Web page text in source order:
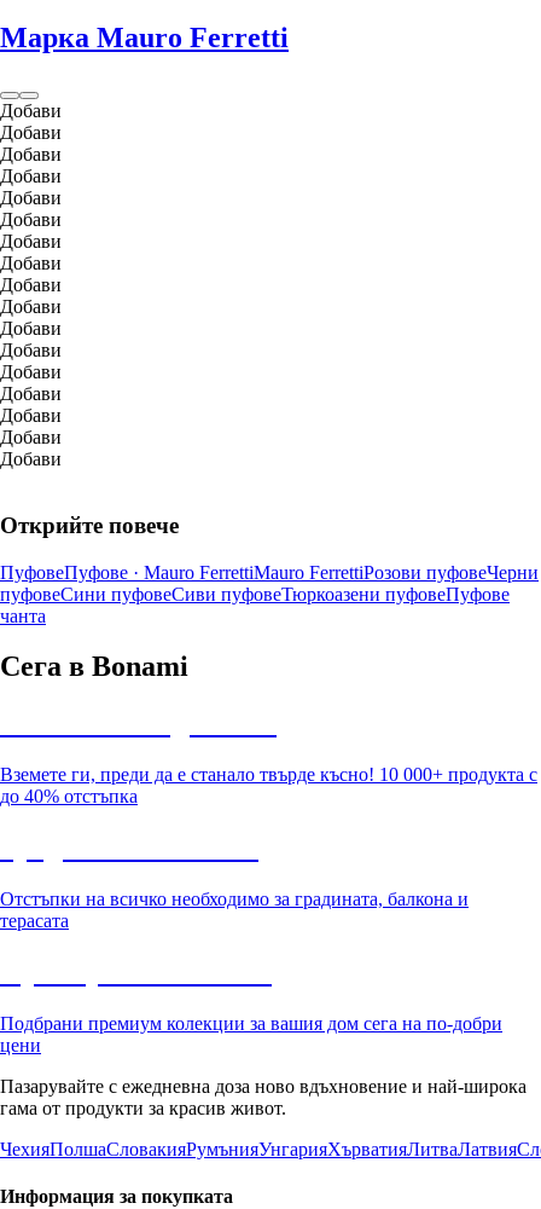
Марка Mauro Ferretti
Добави
Добави
Добави
Добави
Добави
Добави
Добави
Добави
Добави
Добави
Добави
Добави
Добави
Добави
Добави
Добави
Добави
Открийте повече
ПуфовеПуфове · Mauro FerrettiMauro FerrettiРозови пуфовеЧерни
пуфовеСини пуфовеСиви пуфовеТюркоазени пуфовеПуфове
чанта
Сега в Bonami
Вземете ги, преди да е станало твърде късно! 10 000+ продукта с
до 40% отстъпка
Отстъпки на всичко необходимо за градината, балкона и
терасата
Подбрани премиум колекции за вашия дом сега на по-добри
цени
Пазарувайте с ежедневна доза ново вдъхновение и най-широка
гама от продукти за красив живот.
ЧехияПолшаСловакияРумънияУнгарияХърватияЛитваЛатвия
Информация за покупката